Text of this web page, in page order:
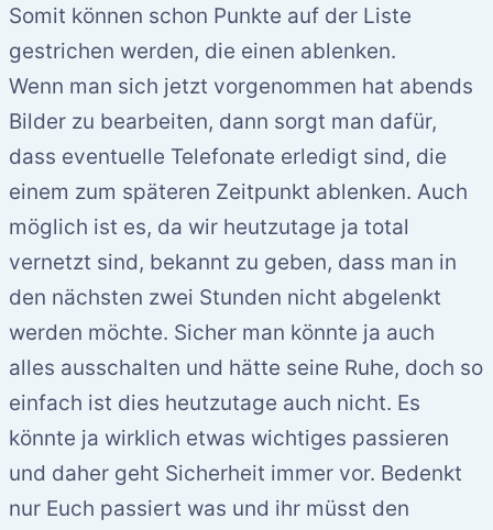
Somit können schon Punkte auf der Liste
gestrichen werden, die einen ablenken.
Wenn man sich jetzt vorgenommen hat abends
Bilder zu bearbeiten, dann sorgt man dafür,
dass eventuelle Telefonate erledigt sind, die
einem zum späteren Zeitpunkt ablenken. Auch
möglich ist es, da wir heutzutage ja total
vernetzt sind, bekannt zu geben, dass man in
den nächsten zwei Stunden nicht abgelenkt
werden möchte. Sicher man könnte ja auch
alles ausschalten und hätte seine Ruhe, doch so
einfach ist dies heutzutage auch nicht. Es
könnte ja wirklich etwas wichtiges passieren
und daher geht Sicherheit immer vor. Bedenkt
nur Euch passiert was und ihr müsst den